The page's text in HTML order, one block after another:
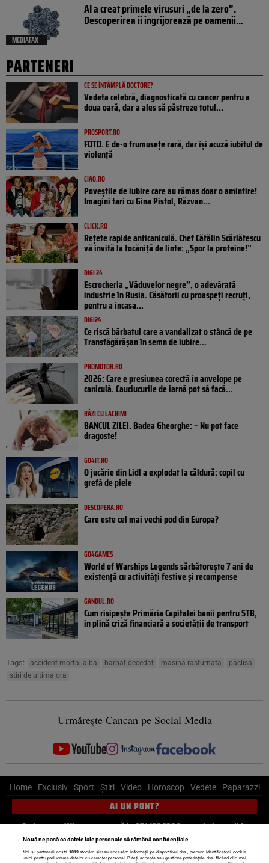
MEDIAFAX
AI a creat primele virusuri „de la zero”.
Descoperirea îi îngrijorează pe oamenii...
PARTENERI
CE SE ÎNTÂMPLĂ DOCTORE?
Vedeta celebră, diagnosticată cu cancer pentru a
doua oară, dar a ales să păstreze totul...
PROSPORT.RO
FOTO. E de-o frumusețe rară, dar își acuză iubitul de
violență
CIAO.RO
Poveştile de iubire care au rămas doar o amintire!
Imagini tari cu Gina Pistol, Răzvan...
CLICK.RO
Rețete rapide anticaniculă. Chef Cătălin Scărlătescu
vă invită la tocăniță de linte: „Spor la proteine!”
DIGI 24
Escrocheria „Văduvelor negre”, o adevărată
industrie în Rusia. Căsătorii cu proaspeți recruți,
pentru a încasa...
DIGI24
Ce riscă bărbatul care a vandalizat o stâncă de pe
Transfăgărășan în semn de iubire...
PROMOTOR.RO
2026: Care e presiunea corectă în anvelope pe
caniculă. Cauciucurile de iarnă pot să facă...
RÂZI CU LACRIMI
BANCUL ZILEI. Badea Gheorghe: – Nu pot face
dragoste!
GO4IT.RO
O jucărie din Lidl a explodat la căldură: copil cu
grefă de piele
DESCOPERA.RO
Care este cel mai vechi pod din Europa?
GO4GAMES
World of Warships Legends sărbătorește 7 ani de
existență cu activități festive și recompense
GANDUL.RO
Cum risipește Primăria Capitalei banii pentru STB,
în plină criză financiară a societății de transport
Tags: accident mortal alba barbat decedat masina rasturnata
pâclisa
stiri de ultima ora
Urmărește Cancan pe Social Media
Home Exclusiv Sport Știri Video Horoscop Vedete Paparazzi
AI UN PONT?
Scrie-ne pe Whatsapp, sună la 0741226226 sau trimite mail la
pont@cancan.ro
Nouă ne pasă ca datele tale personale să rămână confidențiale
Noi și partenerii noștri 1019stocăm și/sau accesăm informații pe dispozitivul dvs., precum identificatorii cookie
unici pentru prelucrarea datelor cu caracter personal. Puteți accepta sau gestiona preferințele dvs. făcând clic mai